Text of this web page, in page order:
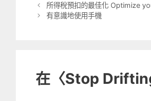
類
所得稅預扣的最佳化 Optimize
有意識地使用手機
在〈Stop